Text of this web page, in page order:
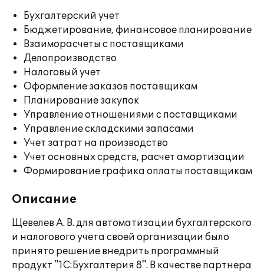
Бухгалтерский учет
Бюджетирование, финансовое планирование
Взаиморасчеты с поставщиками
Делопроизводство
Налоговый учет
Оформление заказов поставщикам
Планирование закупок
Управление отношениями с поставщиками
Управление складскими запасами
Учет затрат на производство
Учет основных средств, расчет амортизации
Формирование графика оплаты поставщикам
Описание
Щевелев А. В. для автоматизации бухгалтерского
и налогового учета своей организации было
принято решение внедрить программный
продукт "1С:Бухгалтерия 8". В качестве партнера